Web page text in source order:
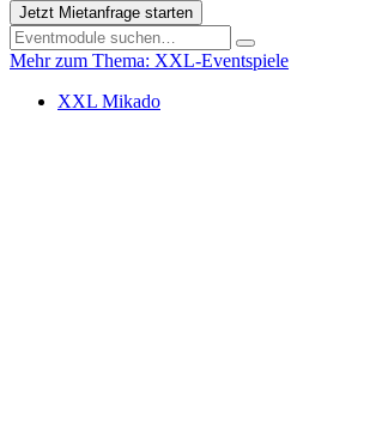
Jetzt Mietanfrage starten
Mehr zum Thema: XXL-Eventspiele
XXL Mikado